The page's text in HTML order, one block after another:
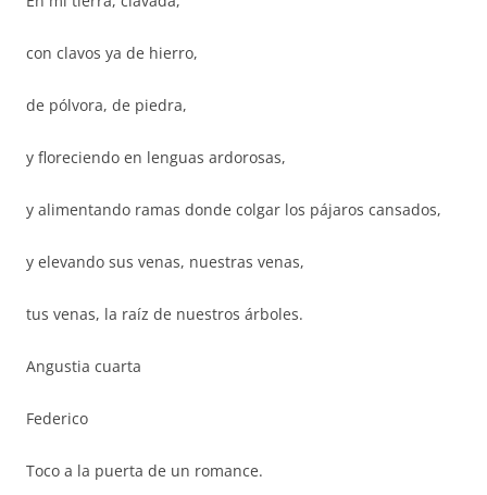
con clavos ya de hierro,
de pólvora, de piedra,
y floreciendo en lenguas ardorosas,
y alimentando ramas donde colgar los pájaros cansados,
y elevando sus venas, nuestras venas,
tus venas, la raíz de nuestros árboles.
Angustia cuarta
Federico
Toco a la puerta de un romance.